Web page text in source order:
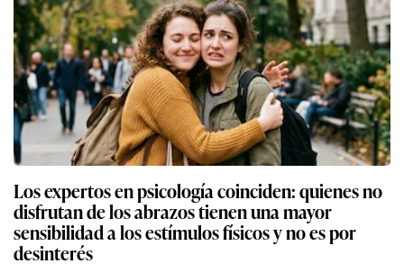
Los expertos en psicología coinciden: quienes no
disfrutan de los abrazos tienen una mayor
sensibilidad a los estímulos físicos y no es por
desinterés